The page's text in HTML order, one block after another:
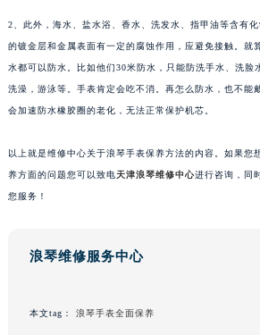
2、此外，海水、盐水浴、香水、洗发水、指甲油等含有
的镀金层和金属表面有一定的腐蚀作用，应避免接触。就
水都可以防水。比如他们30米防水，只能防洗手水、洗脸
洗澡，游泳等。手表肯定会吃不消。再怎么防水，也不能
会加速防水橡胶圈的老化，无法正常保护机芯。
以上就是维修中心关于浪琴手表保养方法的内容。如果您
养方面的问题您可以致电天津浪琴维修中心进行咨询，同
您服务！
浪琴维修服务中心
本文tag： 浪琴手表全面保养